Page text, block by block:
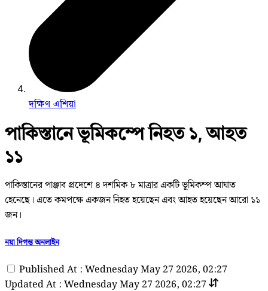
দক্ষিণ এশিয়া
পাকিস্তানে ভূমিকম্পে নিহত ১, আহত
১১
পাকিস্তানের পাঞ্জাব প্রদেশে ৪ দশমিক ৮ মাত্রার একটি ভূমিকম্প আঘাত
হেনেছে। এতে কমপক্ষে একজন নিহত হয়েছেন এবং আহত হয়েছেন আরো ১১
জন।
নয়া দিগন্ত অনলাইন
Published At : Wednesday May 27 2026, 02:27
Updated At : Wednesday May 27 2026, 02:27